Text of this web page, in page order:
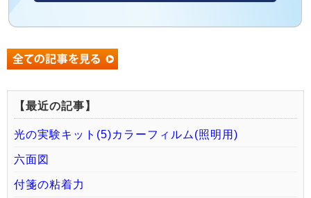
【最近の記事】
光の実験キット(5)カラーフィルム(照明用)
六面図
付箋の粘着力